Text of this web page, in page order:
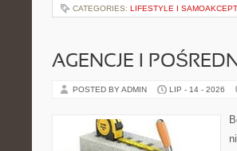
CATEGORIES: LIFESTYLE I
AGENCJE I
POSTED BY ADMIN LIP - 14 - 2026